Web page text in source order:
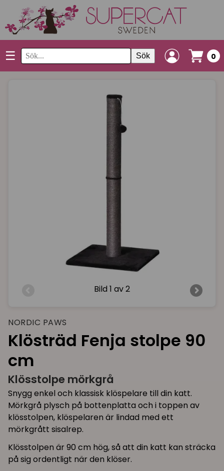
☰ Sök 0
Bild 1 av 2
NORDIC PAWS
Klösträd Fenja stolpe 90
cm
Klösstolpe mörkgrå
Snygg enkel och klassisk klöspelare till din katt.
Mörkgrå plysch på bottenplatta och i toppen av
klösstolpen, klöspelaren är lindad med ett
mörkgrått sisalrep.
Klösstolpen är 90 cm hög, så att din katt kan sträcka
på sig ordentligt när den klöser.